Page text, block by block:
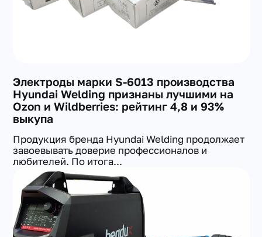
Электроды марки S-6013 производства
Hyundai Welding признаны лучшими на
Ozon и Wildberries: рейтинг 4,8 и 93%
выкупа
Продукция бренда Hyundai Welding продолжает
завоевывать доверие профессионалов и
любителей. По итога...